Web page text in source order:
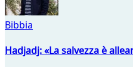
Bibbia
Hadjadj: «La salvezza è